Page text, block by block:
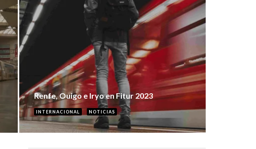
Renfe, Ouigo e Iryo en Fitur 2023
INTERNACIONAL NOTICIAS